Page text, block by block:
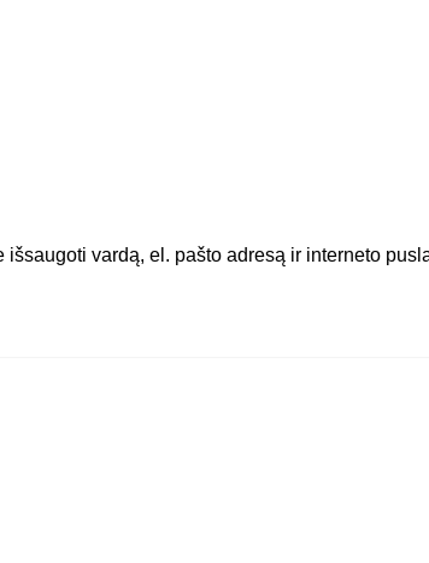
išsaugoti vardą, el. pašto adresą ir interneto